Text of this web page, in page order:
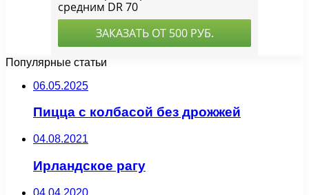
Популярные статьи
06.05.2025
Пицца с колбасой без дрожжей
04.08.2021
Ирландское рагу
04.04.2020